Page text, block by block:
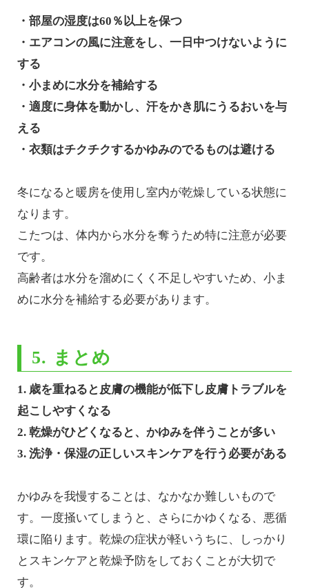
・部屋の湿度は60％以上を保つ
・エアコンの風に注意をし、一日中つけないように
する
・小まめに水分を補給する
・適度に身体を動かし、汗をかき肌にうるおいを与
える
・衣類はチクチクするかゆみのでるものは避ける
冬になると暖房を使用し室内が乾燥している状態に
なります。
こたつは、体内から水分を奪うため特に注意が必要
です。
高齢者は水分を溜めにくく不足しやすいため、小ま
めに水分を補給する必要があります。
5. まとめ
1. 歳を重ねると皮膚の機能が低下し皮膚トラブルを
起こしやすくなる
2. 乾燥がひどくなると、かゆみを伴うことが多い
3. 洗浄・保湿の正しいスキンケアを行う必要がある
かゆみを我慢することは、なかなか難しいもので
す。一度掻いてしまうと、さらにかゆくなる、悪循
環に陥ります。乾燥の症状が軽いうちに、しっかり
とスキンケアと乾燥予防をしておくことが大切で
す。